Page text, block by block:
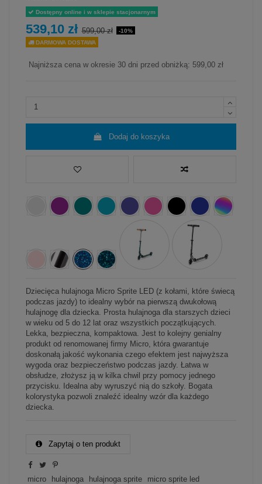
Dostępny online i w sklepie stacjonarnym
539,10 zł 599,00 zł
-10%
DARMOWA DOSTAWA
Najniższa cena w okresie 30 dni przed obniżką: 599,00 zł
Dodaj do koszyka
Dziecięca hulajnoga Micro Sprite LED (z kołami, które świecą
podczas jazdy) to idealny wybór na pierwszą dwukołową
hulajnogę dla dziecka. Prosta hulajnoga dla starszych dzieci
w wieku od 5 do 12 lat oraz wszystkich początkujących.
Lekka, bezpieczna, kompaktowa. Jest to kolejny genialny
produkt od renomowanej firmy Micro, która gwarantuje
doskonałą jakość wykonania czego efektem jest najwyższa
wygoda oraz bezpieczeństwo podczas jazdy. Łatwa w
obsłudze, złożysz ją w kilka chwil przy pomocy jednego
przycisku. Idealna aby wyruszyć nią do szkoły. Bogata
kolorystyka pozwoli znaleźć idealny wzór dla każdego
dziecka.
Zapytaj o ten produkt
micro hulajnoga hulajnoga sprite
micro sprite led